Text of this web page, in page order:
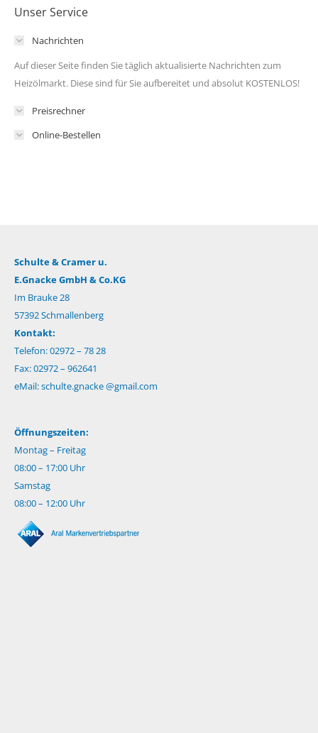
Unser Service
Nachrichten
Auf dieser Seite finden Sie täglich aktualisierte Nachrichten zum
Heizölmarkt. Diese sind für Sie aufbereitet und absolut KOSTENLOS!
Preisrechner
Online-Bestellen
Schulte & Cramer u.
E.Gnacke GmbH & Co.KG
Im Brauke 28
57392 Schmallenberg
Kontakt:
Telefon: 02972 – 78 28
Fax: 02972 – 962641
eMail:schulte.gnacke @gmail.com
Öffnungszeiten:
Montag – Freitag
08:00 – 17:00 Uhr
Samstag
08:00 – 12:00 Uhr